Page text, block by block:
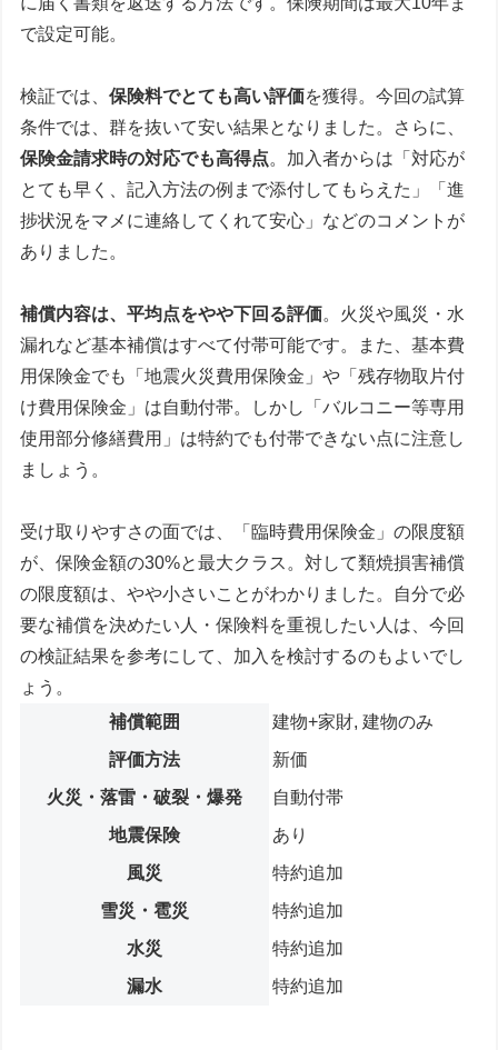
で設定可能。
検証では、保険料でとても高い評価を獲得。今回の試算
条件では、群を抜いて安い結果となりました。さらに、
保険金請求時の対応でも高得点。加入者からは「対応が
とても早く、記入方法の例まで添付してもらえた」「進
捗状況をマメに連絡してくれて安心」などのコメントが
ありました。
補償内容は、平均点をやや下回る評価。火災や風災・水
漏れなど基本補償はすべて付帯可能です。また、基本費
用保険金でも「地震火災費用保険金」や「残存物取片付
け費用保険金」は自動付帯。しかし「バルコニー等専用
使用部分修繕費用」は特約でも付帯できない点に注意し
ましょう。
受け取りやすさの面では、「臨時費用保険金」の限度額
が、保険金額の30%と最大クラス。対して類焼損害補償
の限度額は、やや小さいことがわかりました。自分で必
要な補償を決めたい人・保険料を重視したい人は、今回
の検証結果を参考にして、加入を検討するのもよいでし
ょう。
補償範囲
建物+家財, 建物のみ
評価方法
新価
火災・落雷・破裂・爆発
自動付帯
地震保険
あり
風災
特約追加
雪災・雹災
特約追加
水災
特約追加
漏水
特約追加